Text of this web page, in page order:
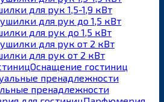
для рук 1,5-1,9 кВт
для рук до 1,5 кВт
для рук от 2 кВт
Оснащение гостиниц
пренадлежности